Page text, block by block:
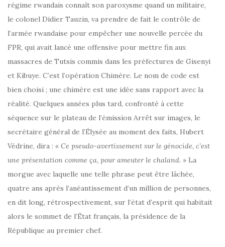
régime rwandais connaît son paroxysme quand un militaire,
le colonel Didier Tauzin, va prendre de fait le contrôle de
l’armée rwandaise pour empêcher une nouvelle percée du
FPR, qui avait lancé une offensive pour mettre fin aux
massacres de Tutsis commis dans les préfectures de Gisenyi
et Kibuye. C’est l’opération Chimère. Le nom de code est
bien choisi ; une chimère est une idée sans rapport avec la
réalité. Quelques années plus tard, confronté à cette
séquence sur le plateau de l’émission Arrêt sur images, le
secrétaire général de l’Élysée au moment des faits, Hubert
Védrine, dira : « Ce pseudo-avertissement sur le génocide, c’est
une présentation comme ça, pour ameuter le chaland. » La
morgue avec laquelle une telle phrase peut être lâchée,
quatre ans après l’anéantissement d’un million de personnes,
en dit long, rétrospectivement, sur l’état d’esprit qui habitait
alors le sommet de l’État français, la présidence de la
République au premier chef.